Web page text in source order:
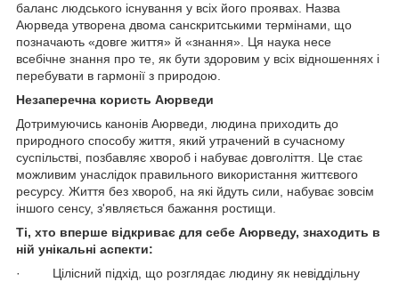
баланс людського існування у всіх його проявах. Назва
Аюрведа утворена двома санскритськими термінами, що
позначають «довге життя» й «знання». Ця наука несе
всебічне знання про те, як бути здоровим у всіх відношеннях і
перебувати в гармонії з природою.
Незаперечна користь Аюрведи
Дотримуючись канонів Аюрведи, людина приходить до
природного способу життя, який утрачений в сучасному
суспільстві, позбавляє хвороб і набуває довголіття. Це стає
можливим унаслідок правильного використання життєвого
ресурсу. Життя без хвороб, на які йдуть сили, набуває зовсім
іншого сенсу, з'являється бажання ростищи.
Ті, хто вперше відкриває для себе Аюрведу, знаходить в
ній унікальні аспекти:
· Цілісний підхід, що розглядає людину як невіддільну